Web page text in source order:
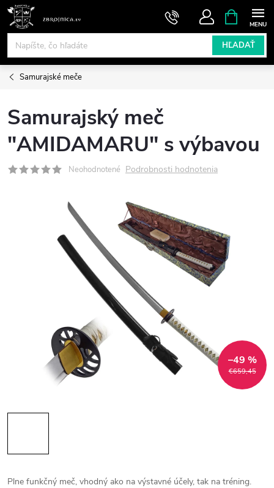
Prejsť
obsah
HĽADAŤ
KOŠÍK
Samurajské meče
Samurajský meč
"AMIDAMARU" s výbavou
Neohodnotené Podrobnosti hodnotenia
€659,45
–49 %
Plne funkčný meč, vhodný ako na výstavné účely, tak na tréning.